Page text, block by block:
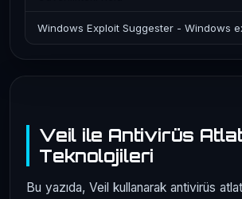
Veil ile Antivirüs
Teknolojileri
Bu yazıda, Veil kullanarak antivirüs
Windows Exploit Suggester - Windows